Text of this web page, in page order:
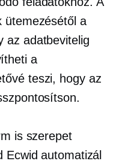
ütemezésétől a
az adatbevitelig
a
teszi, hogy az
is szerepet
Ecwid automatizál